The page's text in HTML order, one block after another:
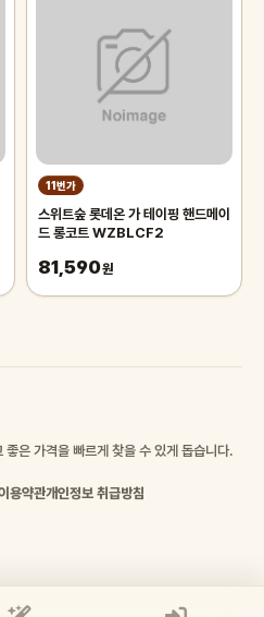
11번가
스위트숲 롯데온 가 테이핑 핸드메이
드 롱코트 WZBLCF2
81,590원
은 가격을 빠르게 찾을 수 있게 돕습니다.
용약관개인정보 취급방침